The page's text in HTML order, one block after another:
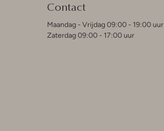
Contact
Maandag - Vrijdag 09:00 - 19:00 uur
Zaterdag 09:00 - 17:00 uur